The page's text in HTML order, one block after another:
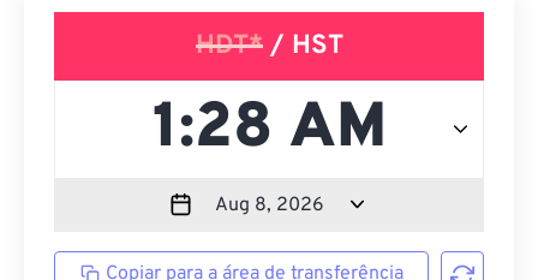
HDT*/ HST
Copiar para a área de transferência